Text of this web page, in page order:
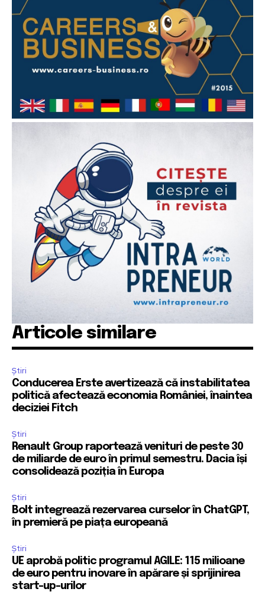
Articole similare
Știri
Conducerea Erste avertizează că instabilitatea
politică afectează economia României, înaintea
deciziei Fitch
Știri
Renault Group raportează venituri de peste 30
de miliarde de euro în primul semestru. Dacia își
consolidează poziția în Europa
Știri
Bolt integrează rezervarea curselor în ChatGPT,
în premieră pe piața europeană
Știri
UE aprobă politic programul AGILE: 115 milioane
de euro pentru inovare în apărare și sprijinirea
start-up-urilor